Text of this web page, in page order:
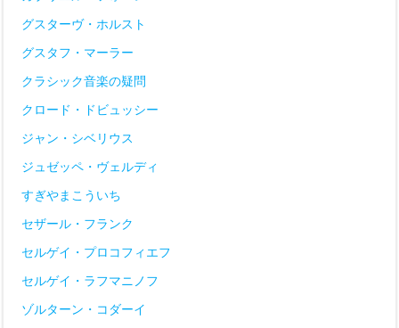
グスターヴ・ホルスト
グスタフ・マーラー
クラシック音楽の疑問
クロード・ドビュッシー
ジャン・シベリウス
ジュゼッペ・ヴェルディ
すぎやまこういち
セザール・フランク
セルゲイ・プロコフィエフ
セルゲイ・ラフマニノフ
ゾルターン・コダーイ